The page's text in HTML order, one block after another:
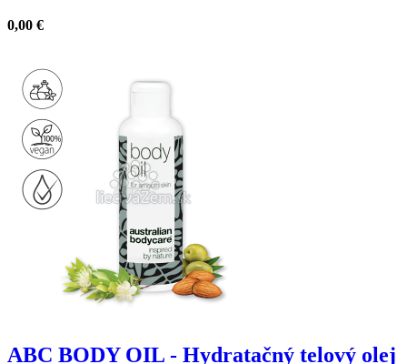
0,00 €
ABC BODY OIL - Hydratačný telový olej